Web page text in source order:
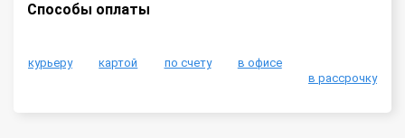
Способы оплаты
курьеру картой по счету
в офисе
в рассрочку